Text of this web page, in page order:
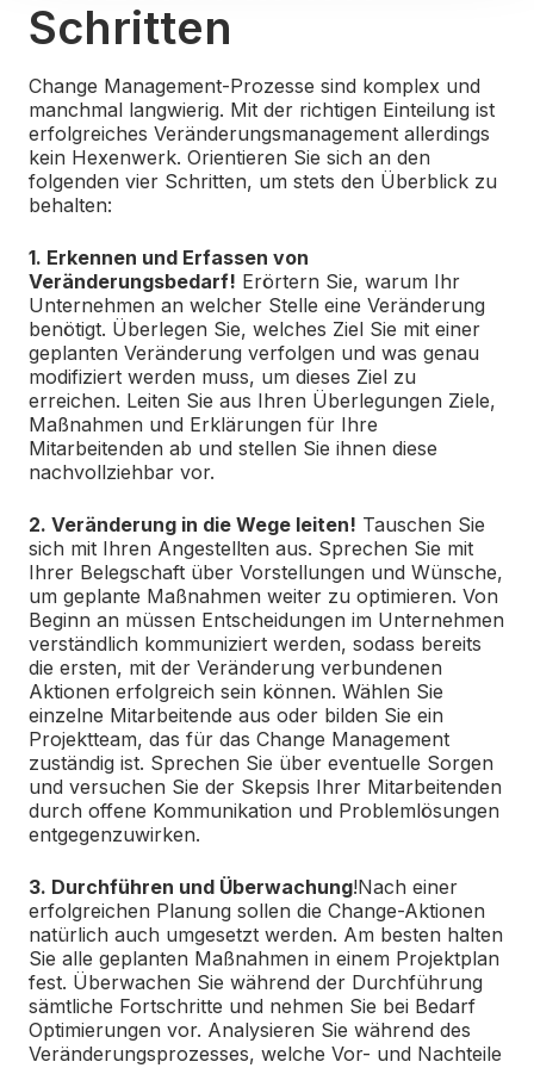
Schritten
Change Management-Prozesse sind komplex und
manchmal langwierig. Mit der richtigen Einteilung ist
erfolgreiches Veränderungsmanagement allerdings
kein Hexenwerk. Orientieren Sie sich an den
folgenden vier Schritten, um stets den Überblick zu
behalten:
1. Erkennen und Erfassen von
Veränderungsbedarf! Erörtern Sie, warum Ihr
Unternehmen an welcher Stelle eine Veränderung
benötigt. Überlegen Sie, welches Ziel Sie mit einer
geplanten Veränderung verfolgen und was genau
modifiziert werden muss, um dieses Ziel zu
erreichen. Leiten Sie aus Ihren Überlegungen Ziele,
Maßnahmen und Erklärungen für Ihre
Mitarbeitenden ab und stellen Sie ihnen diese
nachvollziehbar vor.
2. Veränderung in die Wege leiten! Tauschen Sie
sich mit Ihren Angestellten aus. Sprechen Sie mit
Ihrer Belegschaft über Vorstellungen und Wünsche,
um geplante Maßnahmen weiter zu optimieren. Von
Beginn an müssen Entscheidungen im Unternehmen
verständlich kommuniziert werden, sodass bereits
die ersten, mit der Veränderung verbundenen
Aktionen erfolgreich sein können. Wählen Sie
einzelne Mitarbeitende aus oder bilden Sie ein
Projektteam, das für das Change Management
zuständig ist. Sprechen Sie über eventuelle Sorgen
und versuchen Sie der Skepsis Ihrer Mitarbeitenden
durch offene Kommunikation und Problemlösungen
entgegenzuwirken.
3. Durchführen und Überwachung!Nach einer
erfolgreichen Planung sollen die Change-Aktionen
natürlich auch umgesetzt werden. Am besten halten
Sie alle geplanten Maßnahmen in einem Projektplan
fest. Überwachen Sie während der Durchführung
sämtliche Fortschritte und nehmen Sie bei Bedarf
Optimierungen vor. Analysieren Sie während des
Veränderungsprozesses, welche Vor- und Nachteile